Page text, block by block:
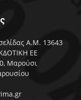
Α.Μ. 13643
ΕΕ
Μαρούσι